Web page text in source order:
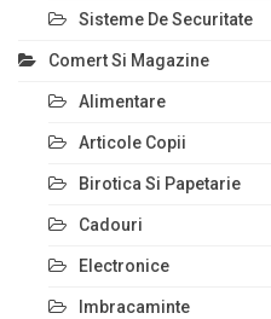
Sisteme De Securitate
Comert Si Magazine
Alimentare
Articole Copii
Birotica Si Papetarie
Cadouri
Electronice
Imbracaminte